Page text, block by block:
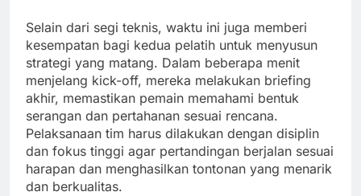
Selain dari segi teknis, waktu ini juga memberi
kesempatan bagi kedua pelatih untuk menyusun
strategi yang matang. Dalam beberapa menit
menjelang kick-off, mereka melakukan briefing
akhir, memastikan pemain memahami bentuk
serangan dan pertahanan sesuai rencana.
Pelaksanaan tim harus dilakukan dengan disiplin
dan fokus tinggi agar pertandingan berjalan sesuai
harapan dan menghasilkan tontonan yang menarik
dan berkualitas.